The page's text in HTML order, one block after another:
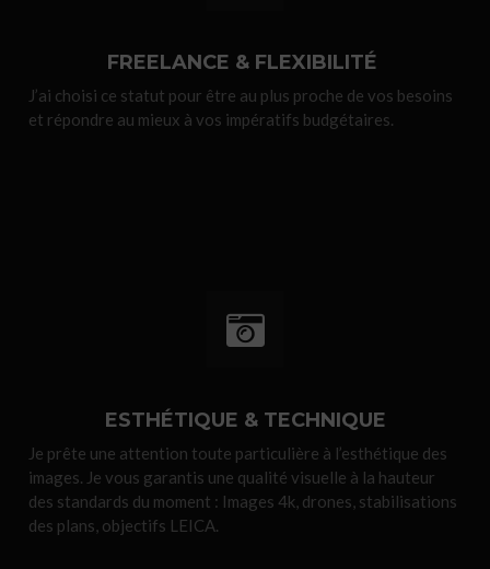
FREELANCE & FLEXIBILITÉ ​
J’ai choisi ce statut pour être au plus proche de vos besoins
et répondre au mieux à vos impératifs budgétaires.
ESTHÉTIQUE & TECHNIQUE​
Je prête une attention toute particulière à l’esthétique des
images. Je vous garantis une qualité visuelle à la hauteur
des standards du moment : Images 4k, drones, stabilisations
des plans, objectifs LEICA.